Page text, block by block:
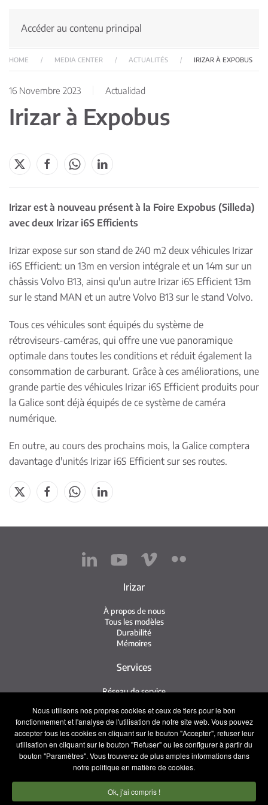
Nous utilisons nos propres cookies et ceux de tiers pour le bon
fonctionnement et l'analyse de l'utilisation de notre site web. Vous pouvez
accepter tous les cookies en cliquant sur le bouton "Accepter", refuser leur
utilisation en cliquant sur le bouton "Refuser" ou les configurer à partir du
bouton "Paramètres". Vous trouverez de plus amples informations dans
notre politique en matière de cookies.
Ok, j'ai compris !
Accéder au contenu principal
HOME MEDIA CENTER ACTUALITÉS IRIZAR À EXPOBUS
16 Novembre 2023 Actualidad
Irizar à Expobus
Irizar est à nouveau présent à la Foire Expobus (Silleda)
avec deux Irizar i6S Efficients
Irizar expose sur son stand de 240 m2 deux véhicules Irizar
i6S Efficient: un 13m en version intégrale et un 14m sur un
châssis Volvo B13, ainsi qu'un autre Irizar i6S Efficient 13m
sur le stand MAN et un autre Volvo B13 sur le stand Volvo.
Tous ces véhicules sont équipés du système de
rétroviseurs-caméras, qui offre une vue panoramique
optimale dans toutes les conditions et réduit également la
consommation de carburant. Grâce à ces améliorations, une
grande partie des véhicules Irizar i6S Efficient produits pour
la Galice sont déjà équipés de ce système de caméra
numérique.
En outre, au cours des prochains mois, la Galice comptera
davantage d'unités Irizar i6S Efficient sur ses routes.
Irizar
À propos de nous
Tous les modèles
Durabilité
Mémoires
Services
Réseau de service
iService
Usés
Contact
Presse
Contact
Travaillez avec nous